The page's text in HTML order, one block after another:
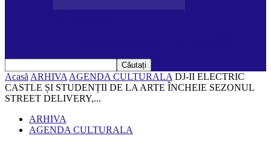
Acasă ARHIVA AGENDA CULTURALA DJ-II ELECTRIC
CASTLE ȘI STUDENȚII DE LA ARTE ÎNCHEIE SEZONUL
STREET DELIVERY,...
ARHIVA
AGENDA CULTURALA